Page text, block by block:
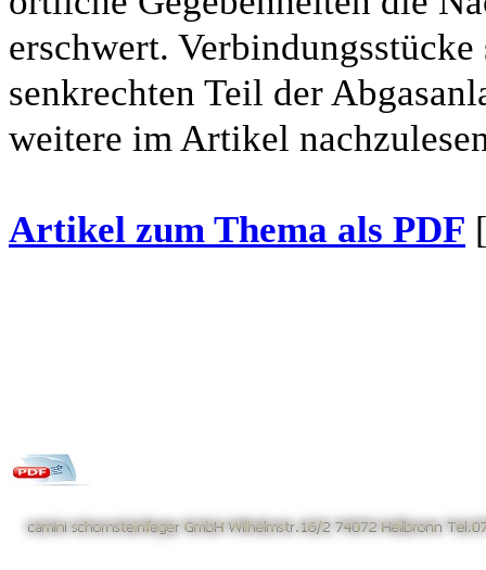
erschwert.
senkrechten Teil der
weitere im Artikel
Artikel zum Thema als PDF